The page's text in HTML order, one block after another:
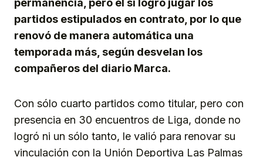
permanencia, pero él sí logró jugar los
partidos estipulados en contrato, por lo que
renovó de manera automática una
temporada más, según desvelan los
compañeros del diario Marca.
Con sólo cuarto partidos como titular, pero con
presencia en 30 encuentros de Liga, donde no
logró ni un sólo tanto, le valió para renovar su
vinculación con la Unión Deportiva Las Palmas